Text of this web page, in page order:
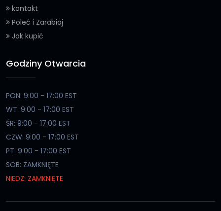
kontakt
Poleć i Zarabiaj
Jak kupić
Godziny Otwarcia
PON: 9:00 - 17:00 EST
WT: 9:00 - 17:00 EST
ŚR: 9:00 - 17:00 EST
CZW: 9:00 - 17:00 EST
PT: 9:00 - 17:00 EST
SOB: ZAMKNIĘTE
NIEDZ: ZAMKNIĘTE